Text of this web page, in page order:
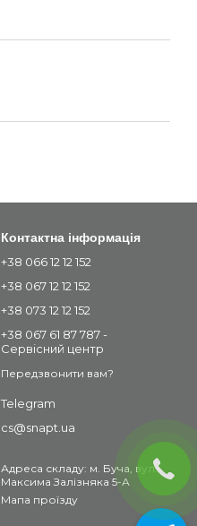
Контактна інформація
+38 066 12 12 152
+38 067 12 12 152
+38 073 12 12 152
+38 067 61 87 787 -
Сервісний центр
Передзвонити вам?
Telegram
cs@snapt.ua
Адреса складу: м. Буча, вул.
Максима Залізняка 5-А
Мапа проїзду